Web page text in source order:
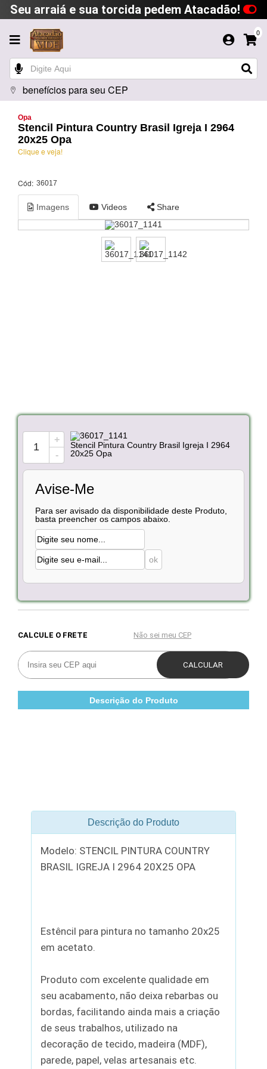
Seu arraiá e sua torcida pedem Atacadão!
0
benefícios para seu CEP
Opa
Stencil Pintura Country Brasil Igreja I 2964
20x25 Opa
Clique e veja!
Cód: 36017
Imagens Videos Share
+
-
Stencil Pintura Country Brasil Igreja I 2964
20x25 Opa
Avise-Me
Para ser avisado da disponibilidade deste Produto,
basta preencher os campos abaixo.
Descrição do Produto
Descrição do Produto
Modelo: STENCIL PINTURA COUNTRY
BRASIL IGREJA I 2964 20X25 OPA
Estêncil para pintura no tamanho 20x25
em acetato.
Produto com excelente qualidade em
seu acabamento, não deixa rebarbas ou
bordas, facilitando ainda mais a criação
de seus trabalhos, utilizado na
decoração de tecido, madeira (MDF),
parede, papel, velas artesanais etc.